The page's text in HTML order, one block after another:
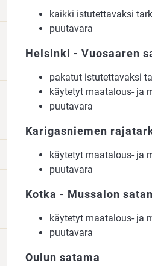
kaikki istutettavaksi
puutavara
Helsinki - Vuosaaren
pakatut istutettavaksi
käytetyt maatalous- ja
puutavara
Karigasniemen
käytetyt maatalous- ja
puutavara
Kotka - Mussalon
käytetyt maatalous- ja
puutavara
Oulun satama